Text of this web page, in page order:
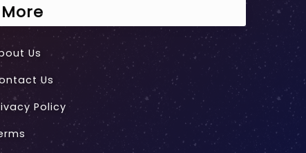
More
Us
Us
Policy